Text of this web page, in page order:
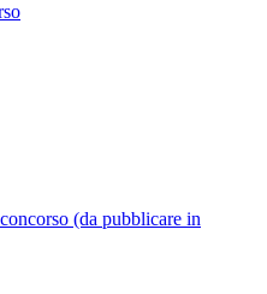
(da pubblicare in